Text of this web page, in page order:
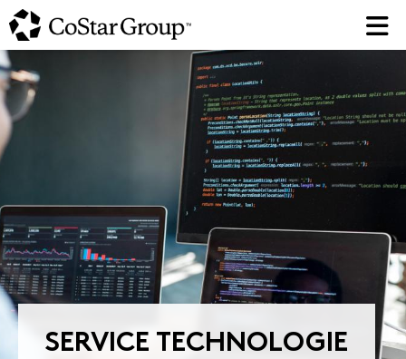
Skip
to
main
content
SERVICE TECHNOLOGIE